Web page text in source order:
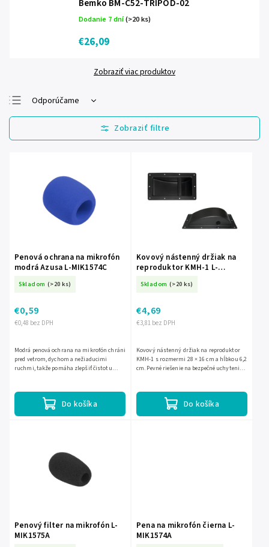
Bemko BM-C52-TRIPOD-02
Dodanie 7 dní(>20 ks)
€26,09
Zobraziť viac produktov
Odporúčame
Najlacnejšie
Najdrahšie
Abecedne
Penová ochrana na mikrofón
modrá Azusa L-MIK1574C
Skladom (>20 ks)
€0,48 bez DPH
€0,59
Do košíka
Modrá penová ochrana na mikrofón chráni
pred vetrom, dychom a nežiaducimi
ruchmi, takže pomáha zlepšiť čistotu
Kovový nástenný držiak na
reproduktor KMH-1 L-
Skladom (>20 ks)
€3,81 bez DPH
€4,69
Do košíka
Kovový nástenný držiak na reproduktor
KMH-1 s rozmermi 28 × 16 cm a hĺbkou 6,2
cm. Pevné riešenie na bezpečné uchytenie
Penový filter na mikrofón L-
MIK1575A
Pena na mikrofón čierna L-
MIK1574A